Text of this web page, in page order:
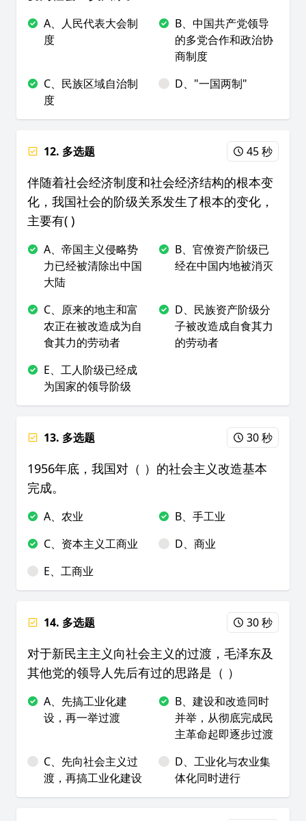
A、人民代表大会制
度
B、中国共产党领导
的多党合作和政治协
商制度
C、民族区域自治制
度
D、"一国两制"
12. 多选题 45 秒
伴随着社会经济制度和社会经济结构的根本变
化，我国社会的阶级关系发生了根本的变化，
主要有( )
A、帝国主义侵略势
力已经被清除出中国
大陆
B、官僚资产阶级已
经在中国内地被消灭
C、原来的地主和富
农正在被改造成为自
食其力的劳动者
D、民族资产阶级分
子被改造成自食其力
的劳动者
E、工人阶级已经成
为国家的领导阶级
13. 多选题 30 秒
1956年底，我国对（ ）的社会主义改造基本
完成。
A、农业
B、手工业
C、资本主义工商业
D、商业
E、工商业
14. 多选题 30 秒
对于新民主主义向社会主义的过渡，毛泽东及
其他党的领导人先后有过的思路是（ ）
A、先搞工业化建
设，再一举过渡
B、建设和改造同时
并举，从彻底完成民
主革命起即逐步过渡
C、先向社会主义过
渡，再搞工业化建设
D、工业化与农业集
体化同时进行